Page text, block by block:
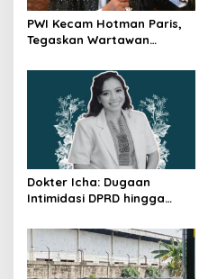
PWI Kecam Hotman Paris,
Tegaskan Wartawan
Dokter Icha: Dugaan
Intimidasi DPRD hingga
Rangkaian
Perkembangannya